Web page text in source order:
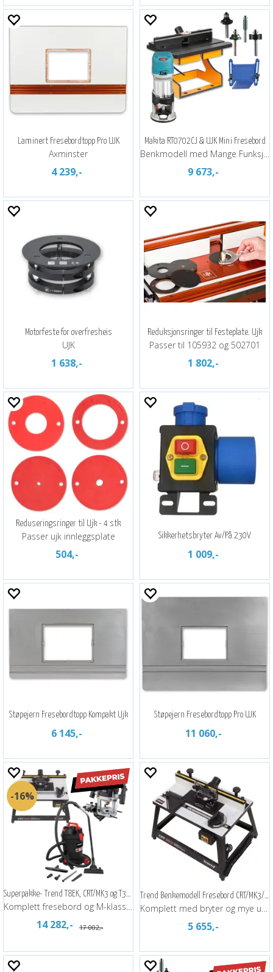
Laminert Fresebordtopp Pro UJK
Axminster
4 239,-
Makita RT0702CJ & UJK Mini Fresebord
Benkmodell med Mange Funksjoner
9 673,-
Motorfeste for overfresheis
UJK
1 638,-
Reduksjonsringer til Festeplate. Ujk
Passer til 105932 og 502701
1 802,-
Reduseringsringer til Ujk - 4 stk
Passer ujk innleggsplate
504,-
Sikkerhetsbryter Av/På 230V
1 009,-
Støpejern Fresebordtopp Kompakt Ujk
6 145,-
Støpejern Fresebordtopp Pro UJK
11 060,-
16%
Superpakke- Trend T8EK, CRT/MK3 og T33A
Komplett fresebord og M-klasse støvsuger
14 282,- 17 002,-
Trend Benkemodell Fresebord CRT/MK3/EURO
Komplett med bryter og mye utstyr.
5 655,-